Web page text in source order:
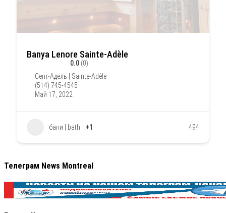
Banya Lenore Sainte-Adèle
0.0 (0)
Сент-Адель | Sainte-Adèle
(514) 745-4545
Май 17, 2022
бани | bath +1 494
Телеграм News Montreal